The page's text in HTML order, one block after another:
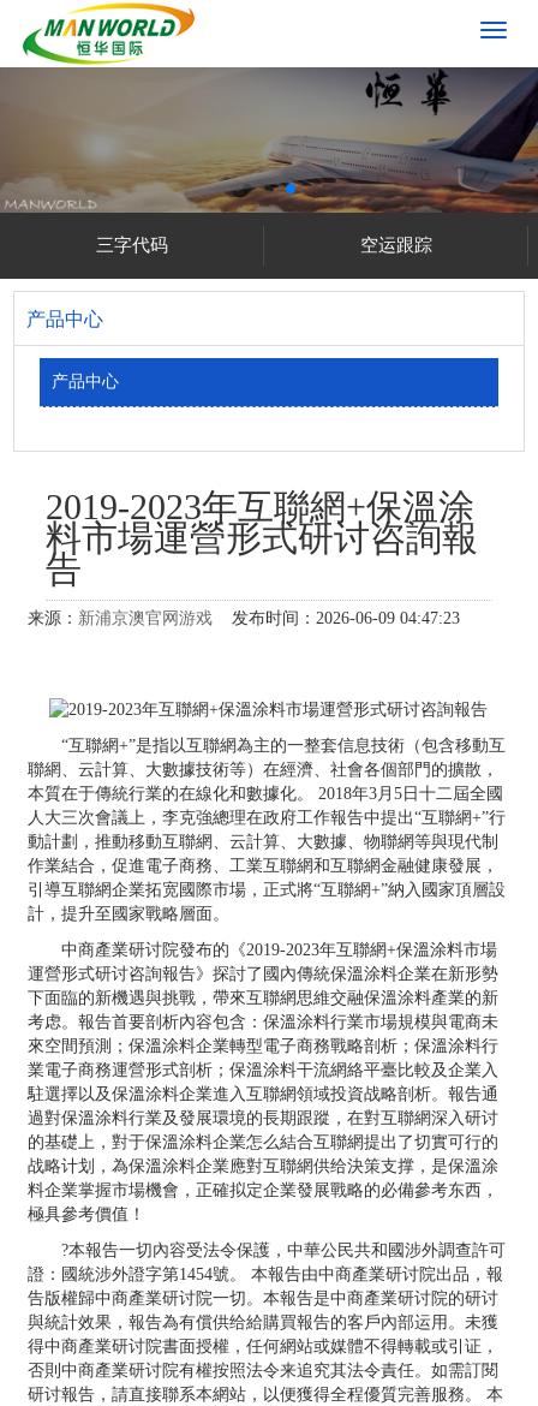
切
航
三字代码 空运跟踪
产品中心
产品中心
2019-2023年互聯網+保溫涂
料市場運營形式研讨咨詢報
告
来源： 新浦京澳官网游戏 发布时间：2026-06-09 04:47:23
“互聯網+”是指以互聯網為主的一整套信息技術（包含移動互
聯網、云計算、大數據技術等）在經濟、社會各個部門的擴散，
本質在于傳統行業的在線化和數據化。 2018年3月5日十二屆全國
人大三次會議上，李克強總理在政府工作報告中提出“互聯網+”行
動計劃，推動移動互聯網、云計算、大數據、物聯網等與現代制
作業結合，促進電子商務、工業互聯網和互聯網金融健康發展，
引導互聯網企業拓宽國際市場，正式將“互聯網+”納入國家頂層設
計，提升至國家戰略層面。
中商產業研讨院發布的《2019-2023年互聯網+保溫涂料市場
運營形式研讨咨詢報告》探討了國內傳統保溫涂料企業在新形勢
下面臨的新機遇與挑戰，帶來互聯網思維交融保溫涂料產業的新
考虑。報告首要剖析內容包含：保溫涂料行業市場規模與電商未
來空間預測；保溫涂料企業轉型電子商務戰略剖析；保溫涂料行
業電子商務運營形式剖析；保溫涂料干流網絡平臺比較及企業入
駐選擇以及保溫涂料企業進入互聯網領域投資战略剖析。報告通
過對保溫涂料行業及發展環境的長期跟蹤，在對互聯網深入研讨
的基礎上，對于保溫涂料企業怎么結合互聯網提出了切實可行的
战略计划，為保溫涂料企業應對互聯網供给決策支撑，是保溫涂
料企業掌握市場機會，正確拟定企業發展戰略的必備參考东西，
極具參考價值！
?本報告一切內容受法令保護，中華公民共和國涉外調查許可
證：國統涉外證字第1454號。 本報告由中商產業研讨院出品，報
告版權歸中商產業研讨院一切。本報告是中商產業研讨院的研讨
與統計效果，報告為有償供给給購買報告的客戶內部运用。未獲
得中商產業研讨院書面授權，任何網站或媒體不得轉載或引证，
否則中商產業研讨院有權按照法令来追究其法令責任。如需訂閱
研讨報告，請直接聯系本網站，以便獲得全程優質完善服務。 本